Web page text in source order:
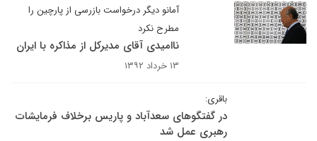
آمانو دیگر درخواست بازرسی از پارچین را
مطرح نکرد
ناامیدی آقای مدیرکل از مذاکره با ایران
۱۳ خرداد ۱۳۹۲
باقری:
در گفتگوهای سعدآباد و پاریس برخلاف فرمایشات
رهبری عمل شد